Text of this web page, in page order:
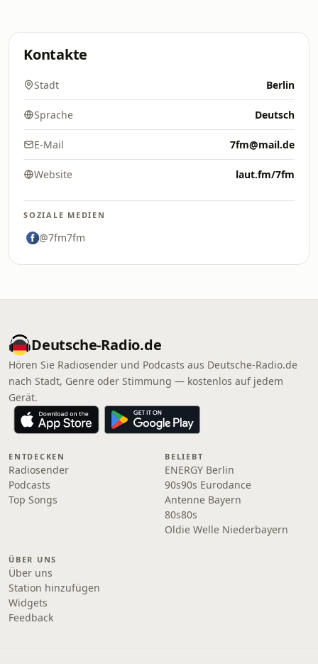
Kontakte
Stadt Berlin
Sprache Deutsch
E-Mail 7fm@mail.de
Website laut.fm/7fm
SOZIALE MEDIEN
@7fm7fm
Deutsche-Radio.de
Hören Sie Radiosender und Podcasts aus Deutsche-Radio.de
nach Stadt, Genre oder Stimmung — kostenlos auf jedem
Gerät.
ENTDECKEN
Radiosender
Podcasts
Top Songs
BELIEBT
ENERGY Berlin
90s90s Eurodance
Antenne Bayern
80s80s
Oldie Welle Niederbayern
ÜBER UNS
Über uns
Station hinzufügen
Widgets
Feedback